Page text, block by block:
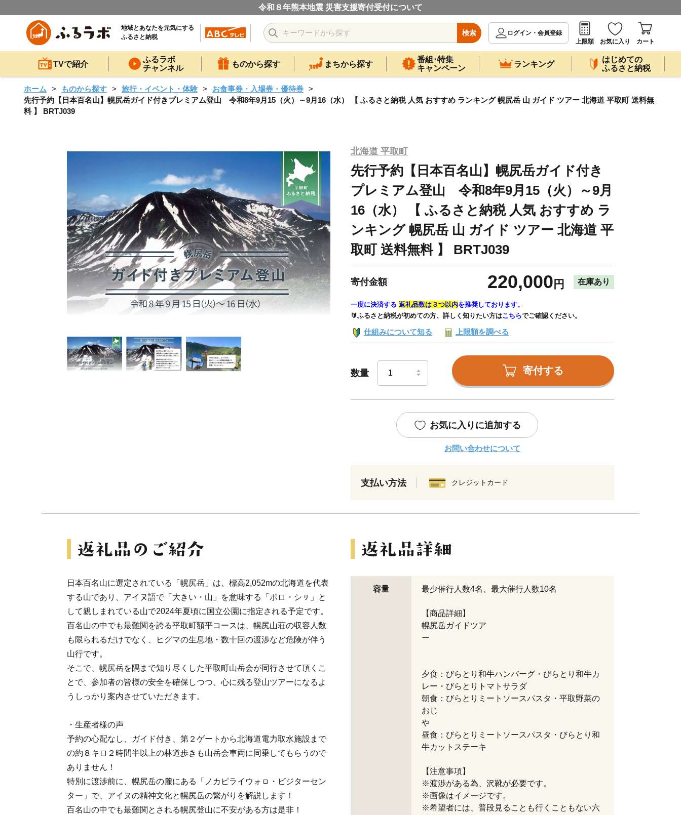
令和８年熊本地震 災害支援寄付受付について
地域とあなたを元気にする
ふるさと納税
検索
ログイン・会員登録
上限額
お気に入り カート
TVで紹介
ふるラボ
チャンネル
ものから探す まちから探す
番組･特集
キャンペーン
ランキング
はじめての
ふるさと納税
ホーム ものから探す 旅行・イベント・体験
お食事券・入場券・優待券
先行予約【日本百名山】幌尻岳ガイド付きプレミアム登山 令和8年9月15（火）～9月16（水） 【 ふるさと納税 人気 おすすめ ランキング 幌尻岳 山 ガイド ツアー 北海道 平取町 送料無
料 】 BRTJ039
北海道 平取町
先行予約【日本百名山】幌尻岳ガイド付き
プレミアム登山 令和8年9月15（火）～9月
16（水） 【 ふるさと納税 人気 おすすめ ラ
ンキング 幌尻岳 山 ガイド ツアー 北海道 平
取町 送料無料 】 BRTJ039
寄付金額 220,000 円 在庫あり
一度に決済する 返礼品数は３つ以内を推奨しております。
🔰ふるさと納税が初めての方、詳しく知りたい方はこちらでご確認ください。
仕組みについて知る 上限額を調べる
数量 寄付する
お気に入りに追加する
お問い合わせについて
支払い方法 クレジットカード
日本百名山に選定されている「幌尻岳」は、標高2,052mの北海道を代表
する山であり、アイヌ語で「大きい・山」を意味する「ポロ・シㇼ」と
して親しまれている山で2024年夏頃に国立公園に指定される予定です。
百名山の中でも最難関を誇る平取町額平コースは、幌尻山荘の収容人数
も限られるだけでなく、ヒグマの生息地・数十回の渡渉など危険が伴う
山行です。
そこで、幌尻岳を隅まで知り尽くした平取町山岳会が同行させて頂くこ
とで、参加者の皆様の安全を確保しつつ、心に残る登山ツアーになるよ
うしっかり案内させていただきます。
・生産者様の声
予約の心配なし、ガイド付き、第２ゲートから北海道電力取水施設まで
の約８キロ２時間半以上の林道歩きも山岳会車両に同乗してもらうので
ありません！
特別に渡渉前に、幌尻岳の麓にある「ノカピライウォㇿ・ビジターセン
ター」で、アイヌの精神文化と幌尻岳の繋がりを解説します！
百名山の中でも最難関とされる幌尻登山に不安がある方は是非！
容量 最少催行人数4名、最大催行人数10名
【商品詳細】
幌尻岳ガイドツア
ー
夕食：びらとり和牛ハンバーグ・びらとり和牛カ
レー・びらとりトマトサラダ
朝食：びらとりミートソースパスタ・平取野菜の
おじ
や
昼食：びらとりミートソースパスタ・びらとり和
牛カットステーキ
【注意事項】
※渡渉がある為、沢靴が必要です。
※画像はイメージです。
※希望者には、普段見ることも行くこともない六